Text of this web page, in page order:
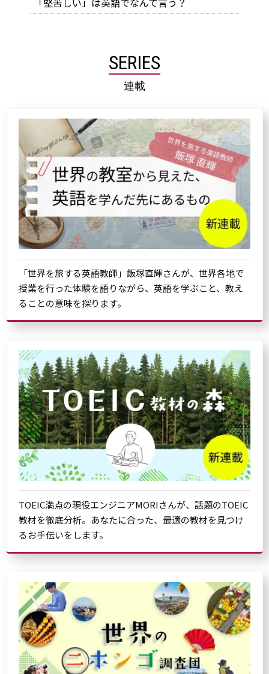
SERIES
連載
「世界を旅する英語教師」飯塚直輝さんが、世界各地で
授業を行った体験を語りながら、英語を学ぶこと、教え
ることの意味を探ります。
TOEIC満点の現役エンジニアMORIさんが、話題のTOEIC
教材を徹底分析。あなたに合った、最適の教材を見つけ
るお手伝いをします。